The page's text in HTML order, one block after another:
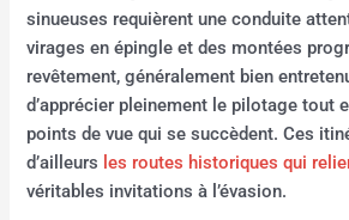
sinueuses requièrent une conduite
virages en épingle et des montées
revêtement, généralement bien
d’apprécier pleinement le pilotage tout
points de vue qui se succèdent. Ces
d’ailleurs les routes historiques qui
véritables invitations à l’évasion.